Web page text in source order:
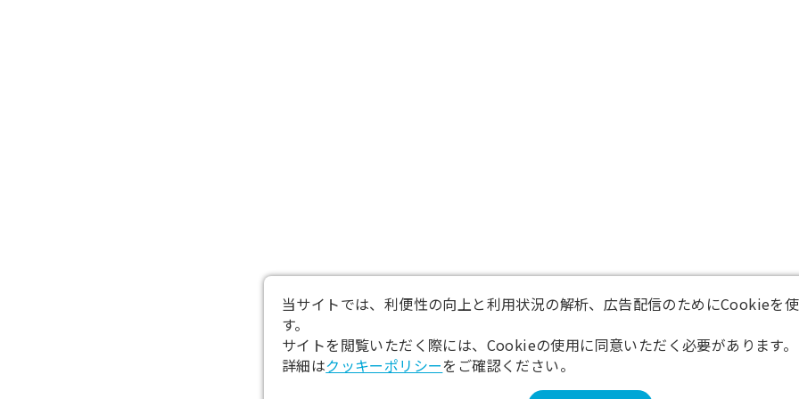
当サイトでは、利便性の向上と利用状況の解析、広告配信のためにCookieを
す。
サイトを閲覧いただく際には、Cookieの使用に同意いただく必要があります。
詳細はクッキーポリシーをご確認ください。